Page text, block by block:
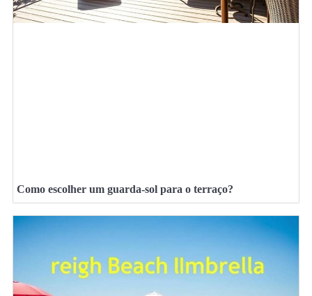
Como escolher um guarda-sol para o terraço?